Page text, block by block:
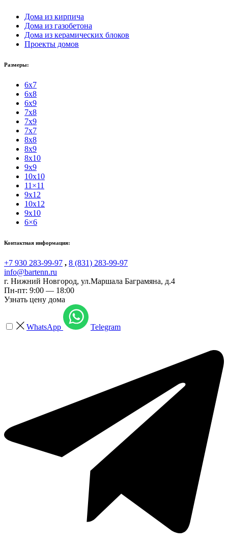
Дома из кирпича
Дома из газобетона
Дома из керамических блоков
Проекты домов
Размеры:
6x7
6x8
6x9
7x8
7x9
7x7
8x8
8x9
8x10
9x9
10x10
11×11
9x12
10x12
9x10
6×6
Контактная информация:
+7 930 283-99-97 , 8 (831) 283-99-97
info@bartenn.ru
г. Нижний Новгород, ул.Маршала Баграмяна, д.4
Пн-пт: 9:00 — 18:00
Узнать цену дома
WhatsApp Telegram